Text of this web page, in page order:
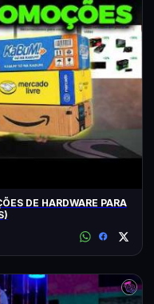
DE HARDWARE PARA